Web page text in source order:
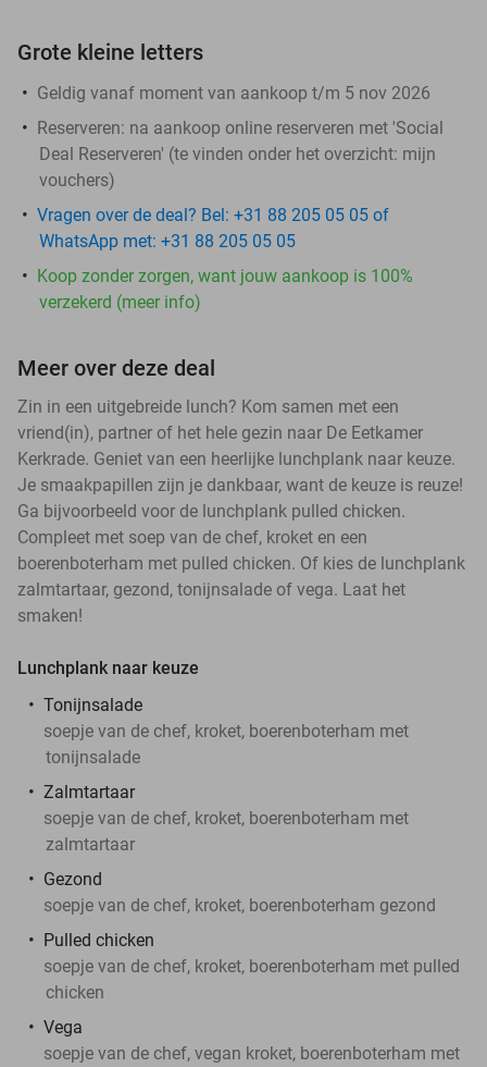
Grote kleine letters
Geldig vanaf moment van aankoop t/m 5 nov 2026
Reserveren: na aankoop online reserveren met 'Social
Deal Reserveren' (te vinden onder het overzicht: mijn
vouchers)
Vragen over de deal? Bel: +31 88 205 05 05 of
WhatsApp met: +31 88 205 05 05
Koop zonder zorgen, want jouw aankoop is 100%
verzekerd (meer info)
Meer over deze deal
Zin in een uitgebreide lunch? Kom samen met een
vriend(in), partner of het hele gezin naar De Eetkamer
Kerkrade. Geniet van een heerlijke lunchplank naar keuze.
Je smaakpapillen zijn je dankbaar, want de keuze is reuze!
Ga bijvoorbeeld voor de lunchplank pulled chicken.
Compleet met soep van de chef, kroket en een
boerenboterham met pulled chicken. Of kies de lunchplank
zalmtartaar, gezond, tonijnsalade of vega. Laat het
smaken!
Lunchplank naar keuze
Tonijnsalade
soepje van de chef, kroket, boerenboterham met
tonijnsalade
Zalmtartaar
soepje van de chef, kroket, boerenboterham met
zalmtartaar
Gezond
soepje van de chef, kroket, boerenboterham gezond
Pulled chicken
soepje van de chef, kroket, boerenboterham met pulled
chicken
Vega
soepje van de chef, vegan kroket, boerenboterham met